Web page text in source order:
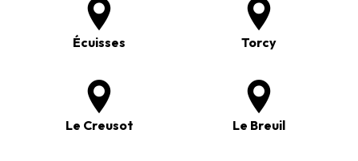
Écuisses Torcy
Le Creusot Le Breuil